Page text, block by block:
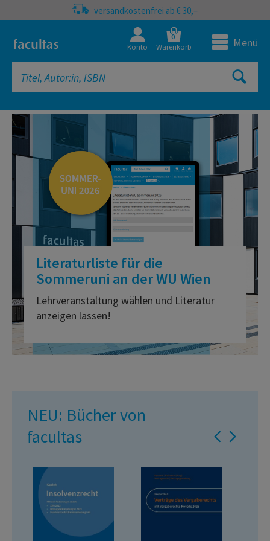
versandkostenfrei ab € 30,–
Konto
0
Warenkorb Menü
facultas Onlineshop |
Literaturliste für die
Sommeruni an der WU Wien
Lehrveranstaltung wählen und Literatur
anzeigen lassen!
NEU: Bücher von
facultas